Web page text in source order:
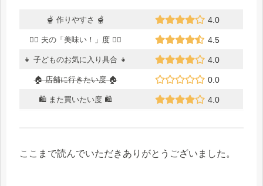
🫕 作りやすさ 🫕 4.0
🙆‍♂️ 夫の「美味い！」度 🙆‍♂️ 4.5
👧 子どものお気に入り具合 👧 4.0
🏠 店舗に行きたい度 🏠 0.0
🛍 また買いたい度 🛍 4.0
ここまで読んでいただきありがとうございました。